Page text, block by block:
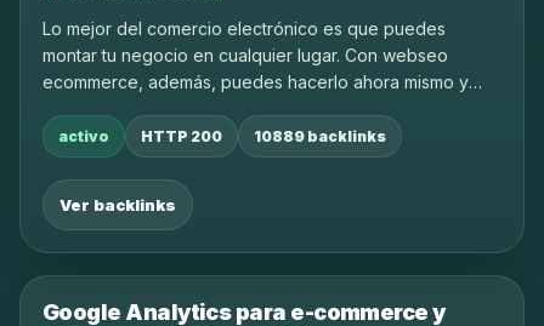
Lo mejor del comercio electrónico es que puedes
montar tu negocio en cualquier lugar. Con webseo
ecommerce, además, puedes hacerlo ahora mismo y
activo HTTP 200 10889 backlinks
Ver backlinks
Google Analytics para e-commerce y